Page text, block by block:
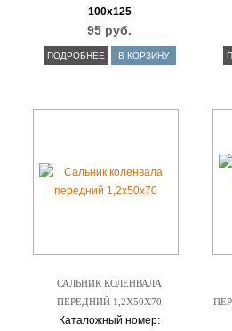
100х125
95 руб.
ПОДРОБНЕЕ В КОРЗИНУ
САЛЬНИК КОЛЕНВАЛА
ПЕРЕДНИЙ 1,2Х50Х70
Каталожный номер: